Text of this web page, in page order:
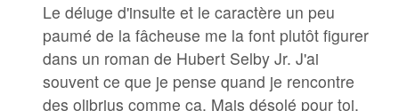
Le déluge d'insulte et le caractère un peu
paumé de la fâcheuse me la font plutôt figurer
dans un roman de Hubert Selby Jr. J'ai
souvent ce que je pense quand je rencontre
des olibrius comme ça. Mais désolé pour toi,